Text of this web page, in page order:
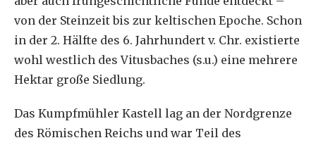
von der Steinzeit bis zur keltischen Epoche. Schon
in der 2. Hälfte des 6. Jahrhundert v. Chr. existierte
wohl westlich des Vitusbaches (s.u.) eine mehrere
Hektar große Siedlung.
Das Kumpfmühler Kastell lag an der Nordgrenze
des Römischen Reichs und war Teil des